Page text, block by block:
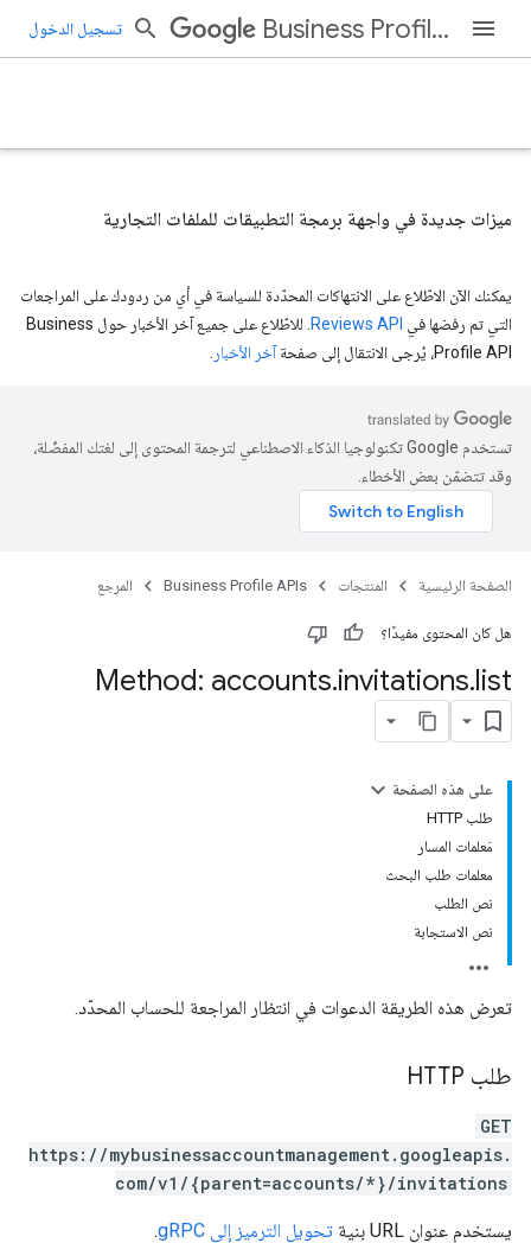
Business Profile APIs تسجيل الدخول
ميزات جديدة في واجهة برمجة التطبيقات للملفات التجارية
يمكنك الآن الاطّلاع على الانتهاكات المحدّدة للسياسة في أي من ردودك على المراجعات
التي تم رفضها في
Reviews API
. للاطّلاع على جميع آخر الأخبار حول Business
Profile API، يُرجى الانتقال إلى صفحة
آخر الأخبار
تستخدم Google تكنولوجيا الذكاء الاصطناعي لترجمة المحتوى إلى لغتك المفضّلة،
وقد تتضمّن بعض الأخطاء.
الصفحة الرئيسية المنتجات Business Profile APIs المرجع
هل كان المحتوى مفيدًا؟
Method: accounts.invitations.list
على هذه الصفحة
طلب HTTP
مَعلمات المسار
معلمات طلب البحث
نص الطلب
نص الاستجابة
تعرض هذه الطريقة الدعوات في انتظار المراجعة للحساب المحدّد.
طلب HTTP
GET
https://mybusinessaccountmanagement.googleapis.
com/v1/{parent=accounts/*}/invitations
يستخدم عنوان URL بنية تحويل الترميز إلى gRPC .